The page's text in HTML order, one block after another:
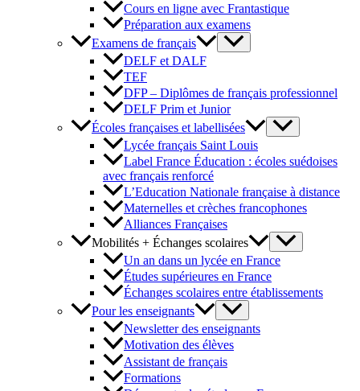
Cours en ligne avec Frantastique
Préparation aux examens
Examens de français
DELF et DALF
TEF
DFP – Diplômes de français professionnel
DELF Prim et Junior
Écoles françaises et labellisées
Lycée français Saint Louis
Label France Éducation : écoles suédoises
avec français renforcé
L’Education Nationale française à distance
Maternelles et crèches francophones
Alliances Françaises
Mobilités + Échanges scolaires
Un an dans un lycée en France
Études supérieures en France
Échanges scolaires entre établissements
Pour les enseignants
Newsletter des enseignants
Motivation des élèves
Assistant de français
Formations